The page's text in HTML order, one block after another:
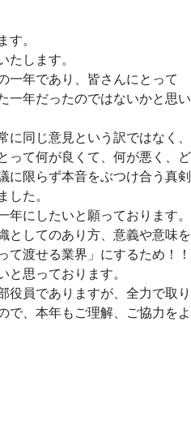
。
します。
一年であり、皆さんにとって
一年だったのではないかと思い
同じ意見という訳ではなく、
って何が良くて、何が悪く、ど
に限らず本音をぶつけ合う真剣
た。
にしたいと願っております。
としてのあり方、意義や意味を
渡せる業界」にするため！！
思っております。
役員でありますが、全力で取り
で、本年もご理解、ご協力をよ